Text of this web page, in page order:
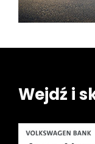
Wejdź i